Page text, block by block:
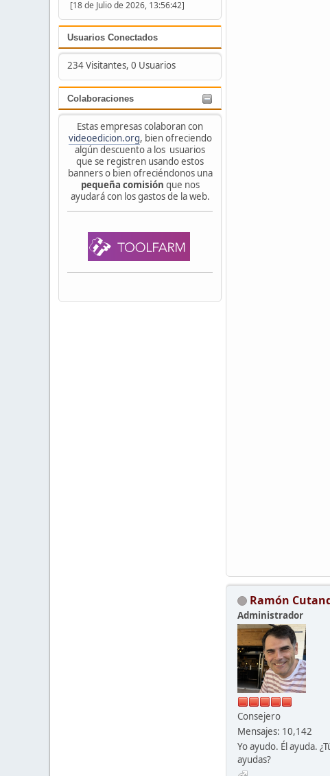
[18 de Julio de 2026, 13:56:42]
Usuarios Conectados
234 Visitantes, 0 Usuarios
Colaboraciones
Estas empresas colaboran con
videoedicion.org, bien ofreciendo
algún descuento a los usuarios
que se registren usando estos
banners o bien ofreciéndonos una
pequeña comisión que nos
ayudará con los gastos de la web.
Ramón
Administrador
Consejero
Mensajes: 10,142
Yo ayudo. Él ayuda.
ayudas?